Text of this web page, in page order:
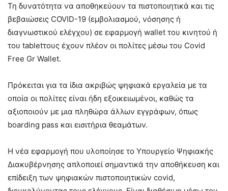
Τη δυνατότητα να αποθηκεύουν τα πιστοποιητικά και τις
βεβαιώσεις COVID-19 (εμβολιασμού, νόσησης ή
διαγνωστικού ελέγχου) σε εφαρμογή wallet του κινητού ή
του tabletτους έχουν πλέον οι πολίτες μέσω του Covid
Free Gr Wallet.
Πρόκειται για τα ίδια ακριβώς ψηφιακά εργαλεία με τα
οποία οι πολίτες είναι ήδη εξοικειωμένοι, καθώς τα
αξιοποιούν με μια πληθώρα άλλων εγγράφων, όπως
boarding pass και εισιτήρια θεαμάτων.
Η νέα εφαρμογή που υλοποίησε το Υπουργείο Ψηφιακής
Διακυβέρνησης απλοποιεί σημαντικά την αποθήκευση και
επίδειξη των ψηφιακών πιστοποιητικών covid,